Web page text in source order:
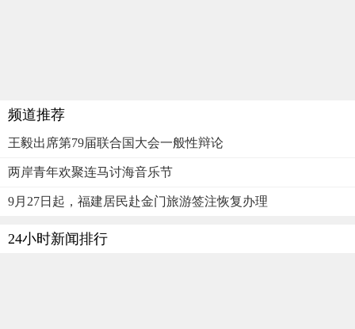
频道推荐
王毅出席第79届联合国大会一般性辩论
两岸青年欢聚连马讨海音乐节
9月27日起，福建居民赴金门旅游签注恢复办理
24小时新闻排行